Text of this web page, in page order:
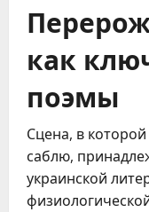
как
поэмы
Сцена, в
саблю,
украинской